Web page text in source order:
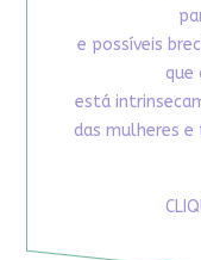
e possíveis
que
está
das mulheres